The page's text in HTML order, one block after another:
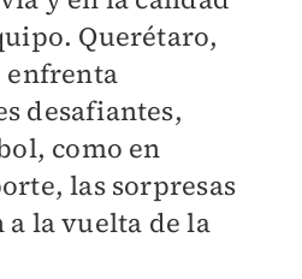
Querétaro,
enfrenta
desafiantes,
como en
las sorpresas
a la vuelta de la